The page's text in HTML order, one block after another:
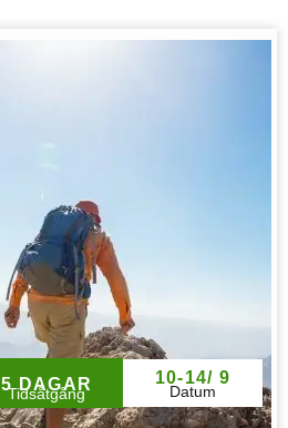
5 DAGAR
Tidsåtgång
10-14/ 9
Datum